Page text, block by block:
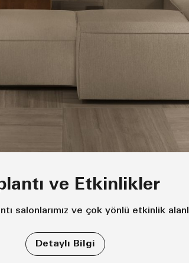
ve Etkinlikler
salonlarımız ve çok yönlü etkinlik
Detaylı Bilgi